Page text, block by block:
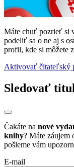
Máte chuť pozrieť si
podeliť sa o ne aj s
profil, kde si môžete
Aktivovať čitateľský
Sledovať
Čakáte na nové
knihy? Máte záujem
pošleme vám
E-mail